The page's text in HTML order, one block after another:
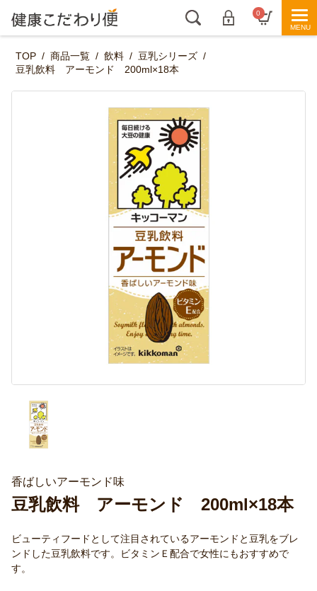
0
TOP / 商品一覧 / 飲料 / 豆乳シリーズ /
豆乳飲料 アーモンド 200ml×18本
香ばしいアーモンド味
豆乳飲料 アーモンド 200ml×18本
ビューティフードとして注目されているアーモンドと豆乳をブレ
ンドした豆乳飲料です。ビタミンＥ配合で女性にもおすすめで
す。